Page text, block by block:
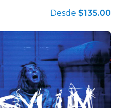
Desde $135.00